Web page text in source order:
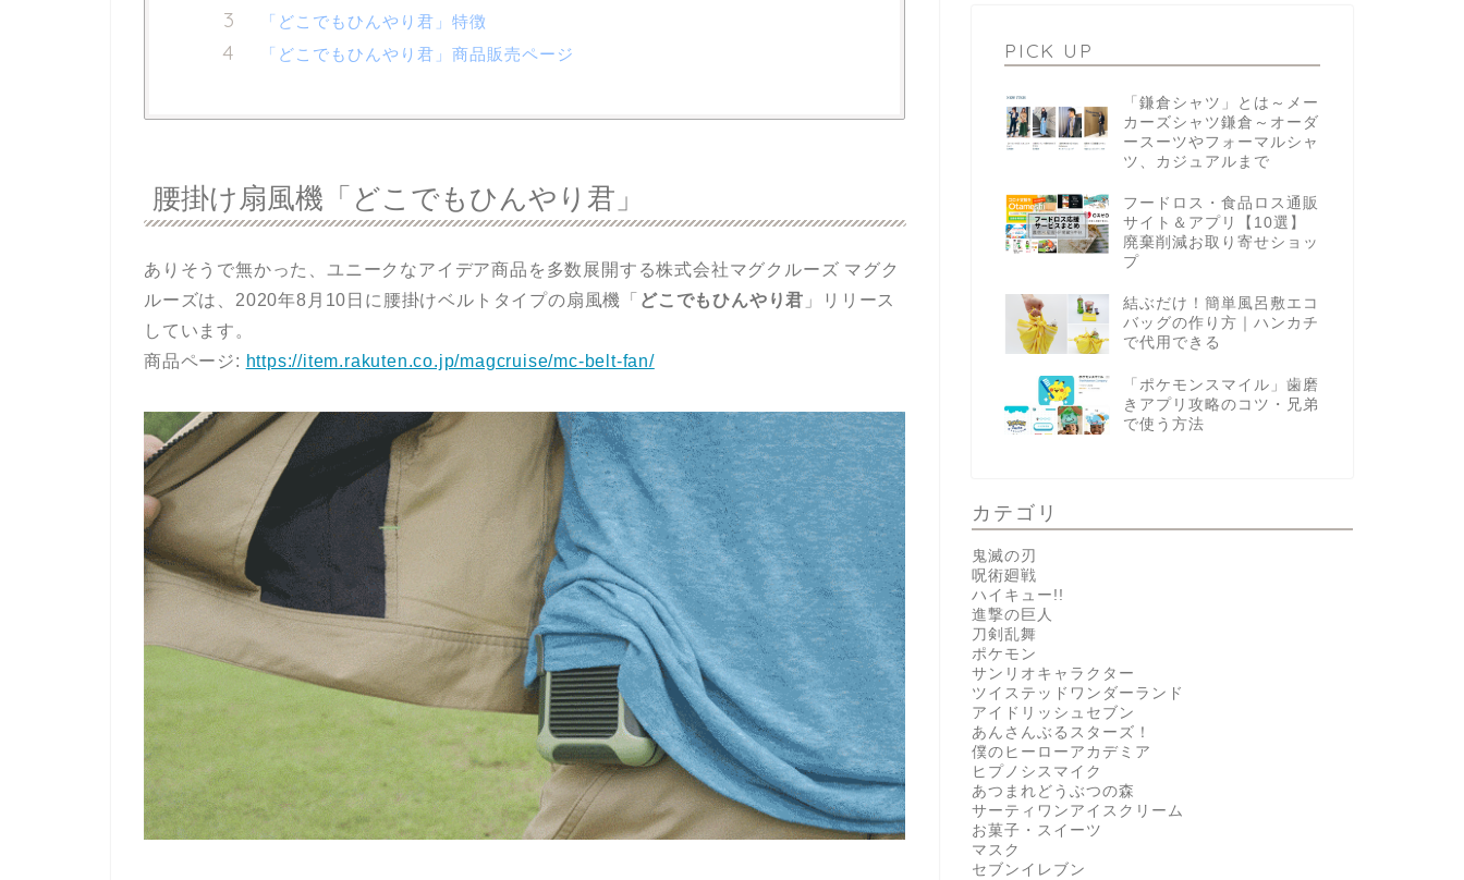
「どこでもひんやり君」特徴
「どこでもひんやり君」商品販売ページ
腰掛け扇風機「どこでもひんやり君」
ありそうで無かった、ユニークなアイデア商品を多数展開する株式会社マグクルーズ マグク
ルーズは、2020年8月10日に腰掛けベルトタイプの扇風機「 どこでもひんやり君 」リリース
しています。
商品ページ: https://item.rakuten.co.jp/magcruise/mc-belt-fan/
PICK UP
「鎌倉シャツ」とは～メー
カーズシャツ鎌倉～オーダ
ースーツやフォーマルシャ
ツ、カジュアルまで
フードロス・食品ロス通販
サイト＆アプリ【10選】
廃棄削減お取り寄せショッ
プ
結ぶだけ！簡単風呂敷エコ
バッグの作り方｜ハンカチ
で代用できる
「ポケモンスマイル」歯磨
きアプリ攻略のコツ・兄弟
で使う方法
カテゴリ
鬼滅の刃
呪術廻戦
ハイキュー!!
進撃の巨人
刀剣乱舞
ポケモン
サンリオキャラクター
ツイステッドワンダーランド
アイドリッシュセブン
あんさんぶるスターズ！
僕のヒーローアカデミア
ヒプノシスマイク
あつまれどうぶつの森
サーティワンアイスクリーム
お菓子・スイーツ
マスク
セブンイレブン